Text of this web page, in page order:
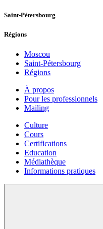
Saint-Pétersbourg
Régions
Moscou
Saint-Pétersbourg
Régions
À propos
Pour les professionnels
Mailing
Culture
Cours
Certifications
Education
Médiathèque
Informations pratiques